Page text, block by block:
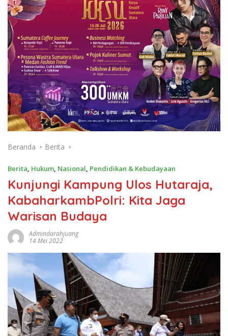
Beranda Berita
Berita, Hukum, Nasional, Pendidikan & Kebudayaan
Kunjungi Kampung Ulos Hutaraja,
KabaharkambPolri: Kita Jaga
Warisan Budaya
Admindarahjuang
14 Mei 2022